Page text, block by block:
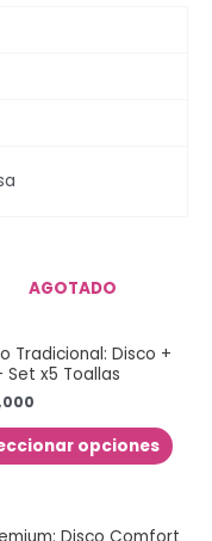
AGOTADO
Tradicional: Disco +
Set x5 Toallas
opciones